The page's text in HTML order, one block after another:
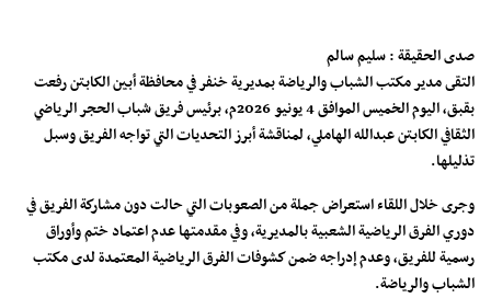
صدى الحقيقة : سليم سالم
التقى مدير مكتب الشباب والرياضة بمديرية خنفر في محافظة أبين الكابتن رفعت
بقبق، اليوم الخميس الموافق 4 يونيو 2026م، برئيس فريق شباب الحجر الرياضي
الثقافي الكابتن عبدالله الهاملي، لمناقشة أبرز التحديات التي تواجه الفريق وسبل
تذليلها.
وجرى خلال اللقاء استعراض جملة من الصعوبات التي حالت دون مشاركة الفريق في
دوري الفرق الرياضية الشعبية بالمديرية، وفي مقدمتها عدم اعتماد ختم وأوراق
رسمية للفريق، وعدم إدراجه ضمن كشوفات الفرق الرياضية المعتمدة لدى مكتب
الشباب والرياضة.